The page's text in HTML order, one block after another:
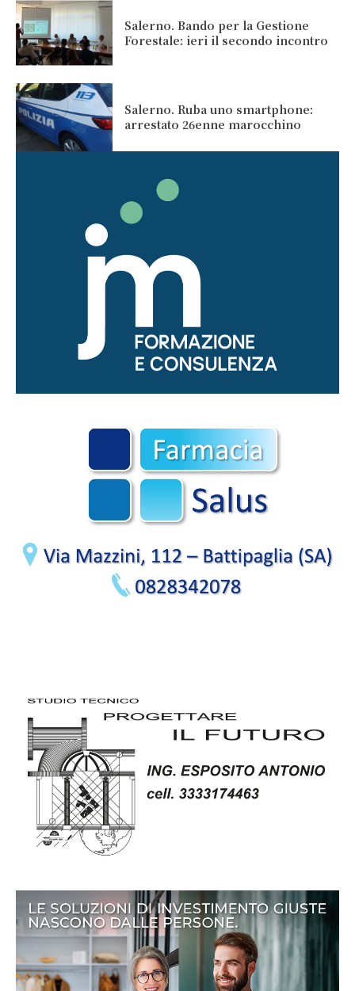
Salerno. Bando per la Gestione
Forestale: ieri il secondo incontro
Salerno. Ruba uno smartphone:
arrestato 26enne marocchino